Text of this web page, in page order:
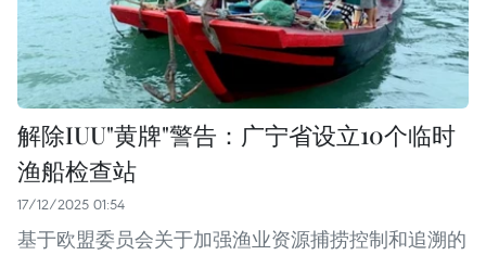
解除IUU"黄牌"警告：广宁省设立10个临时
渔船检查站
17/12/2025 01:54
基于欧盟委员会关于加强渔业资源捕捞控制和追溯的